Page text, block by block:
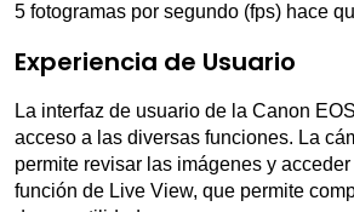
5 fotogramas por segundo (fps) hace
Experiencia de Usuario
La interfaz de usuario de la Canon
acceso a las diversas funciones. La
permite revisar las imágenes y
función de Live View, que permite